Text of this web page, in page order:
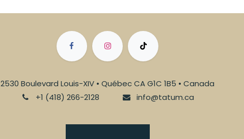
2530 Boulevard Louis-XIV • Québec CA G1C 1B5 • Canada
+1 (418) 266-2128
info@tatum.ca